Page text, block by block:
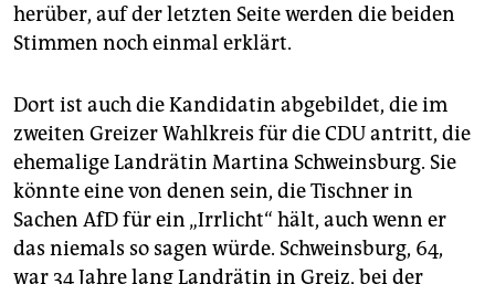
herüber, auf der letzten Seite werden die beiden
Stimmen noch einmal erklärt.
Dort ist auch die Kandidatin abgebildet, die im
zweiten Greizer Wahlkreis für die CDU antritt, die
ehemalige Landrätin Martina Schweinsburg. Sie
könnte eine von denen sein, die Tischner in
Sachen AfD für ein „Irrlicht“ hält, auch wenn er
das niemals so sagen würde. Schweinsburg, 64,
war 34 Jahre lang Landrätin in Greiz, bei der